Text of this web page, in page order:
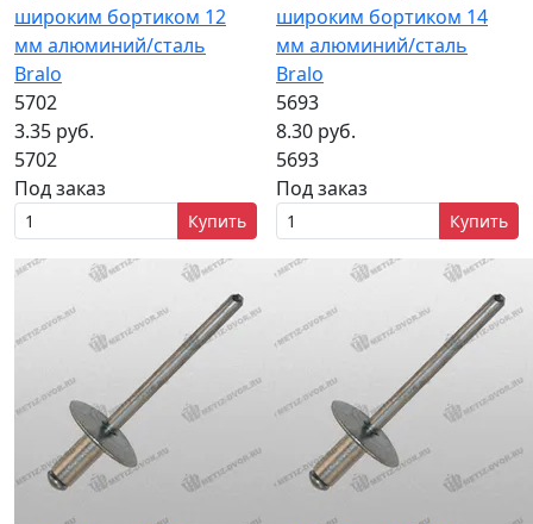
широким бортиком 12
мм алюминий/сталь
Bralo
5702
3.35 руб.
5702
Под заказ
Купить
широким бортиком 14
мм алюминий/сталь
Bralo
5693
8.30 руб.
5693
Под заказ
Купить